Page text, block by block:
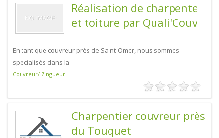
Réalisation de charpente
et toiture par Quali'Couv
En tant que couvreur près de Saint-Omer, nous sommes
spécialisés dans la
Couvreur/ Zingueur
Charpentier couvreur près
du Touquet